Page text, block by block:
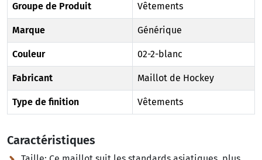
Groupe de Produit Vêtements
Marque Générique
Couleur 02-2-blanc
Fabricant Maillot de Hockey
Type de finition Vêtements
Caractéristiques